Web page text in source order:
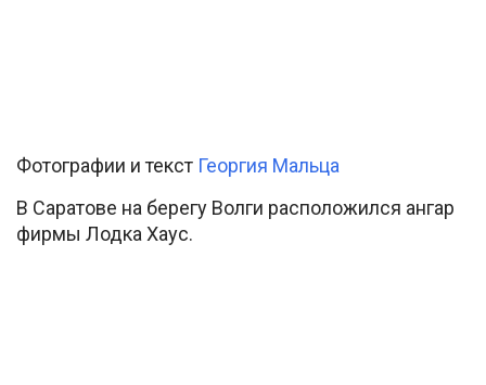
Фотографии и текст Георгия Мальца
В Саратове на берегу Волги расположился ангар
фирмы Лодка Хаус.